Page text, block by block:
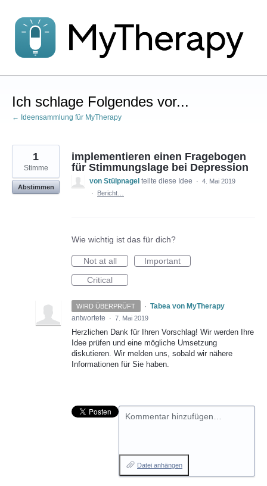
Inhalt
springen
Ich schlage Folgendes vor...
← Ideensammlung für MyTherapy
implementieren einen Fragebogen
für Stimmungslage bei Depression
1
Stimme
Abstimmen
von Stülpnagel teilte diese Idee · 4. Mai 2019
·
Bericht…
Wie wichtig ist das für dich?
Not at all
Important
Critical
WIRD ÜBERPRÜFT · Tabea von MyTherapy
antwortete
· 7. Mai 2019
Herzlichen Dank für Ihren Vorschlag! Wir werden Ihre
Idee prüfen und eine mögliche Umsetzung
diskutieren. Wir melden uns, sobald wir nähere
Informationen für Sie haben.
Kommentar hinzufügen…
Datei anhängen